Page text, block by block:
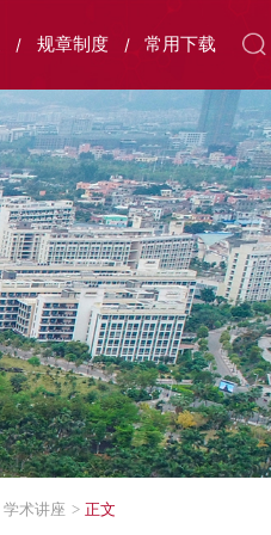
规章制度 常用下载
学术讲座 > 正文